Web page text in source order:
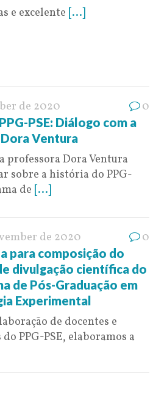
e excelente [...]
de 2020 0
PSE: Diálogo com a
Ventura
professora Dora Ventura
sobre a história do PPG-
de [...]
de 2020 0
para composição do
divulgação científica do
de Pós-Graduação em
Experimental
de docentes e
PPG-PSE, elaboramos a